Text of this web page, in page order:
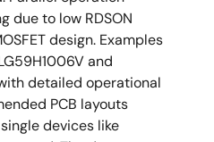
due to low RDSON
design. Examples
and
detailed operational
PCB layouts
devices like